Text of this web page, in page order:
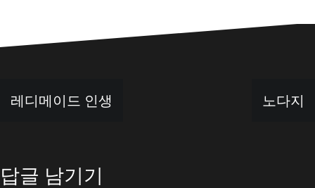
글
탐레디메이드 인생 노다지
답글 남기기